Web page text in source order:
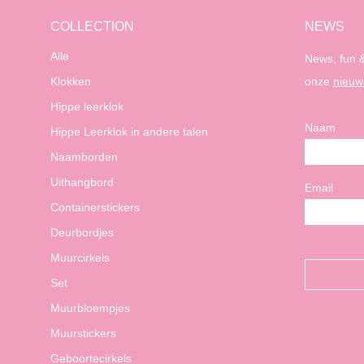
COLLECTION
Alle
Klokken
Hippe leerklok
Hippe Leerklok in andere talen
Naamborden
Uithangbord
Containerstickers
Deurbordjes
Muurcirkels
Set
Muurbloempjes
Muurstickers
Geboortecirkels
NEWS
News, fun
onze
Naam
Email